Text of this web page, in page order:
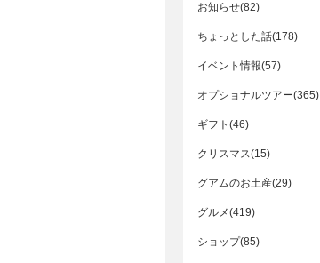
お知らせ(82)
ちょっとした話(178)
イベント情報(57)
オプショナルツアー(365)
ギフト(46)
クリスマス(15)
グアムのお土産(29)
グルメ(419)
ショップ(85)